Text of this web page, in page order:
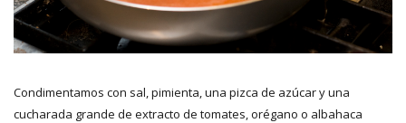
Condimentamos con sal, pimienta, una pizca de azúcar y una
cucharada grande de extracto de tomates, orégano o albahaca